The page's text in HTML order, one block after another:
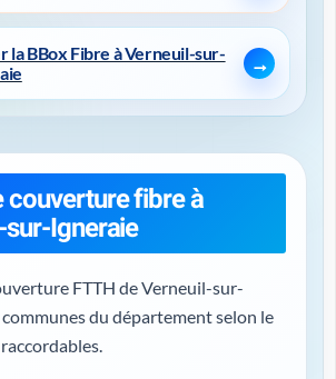
la BBox Fibre à Verneuil-sur-
couverture fibre à
sur-Igneraie
FTTH de Verneuil-sur-
du département selon le